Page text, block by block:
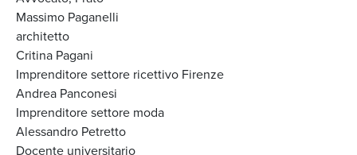
Massimo Paganelli
architetto
Critina Pagani
Imprenditore settore ricettivo Firenze
Andrea Panconesi
Imprenditore settore moda
Alessandro Petretto
Docente universitario